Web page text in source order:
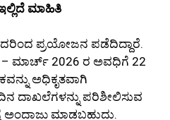
ಮಾಹಿತಿ
ಪ್ರಯೋಜನ ಪಡೆದಿದ್ದಾರೆ.
– ಮಾರ್ಚ್ 2026 ರ ಅವಧಿಗೆ 22
ಅಧಿಕೃತವಾಗಿ
ದಾಖಲೆಗಳನ್ನು ಪರಿಶೀಲಿಸುವ
ಮಾಡಬಹುದು.